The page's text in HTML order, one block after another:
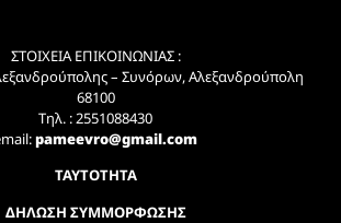
ΣΤΟΙΧΕΙΑ ΕΠΙΚΟΙΝΩΝΙΑΣ :
– Συνόρων, Αλεξανδρούπολη
68100
Τηλ. : 2551088430
pameevro@gmail.com
ΤΑΥΤΟΤΗΤΑ
ΔΗΛΩΣΗ ΣΥΜΜΟΡΦΩΣΗΣ